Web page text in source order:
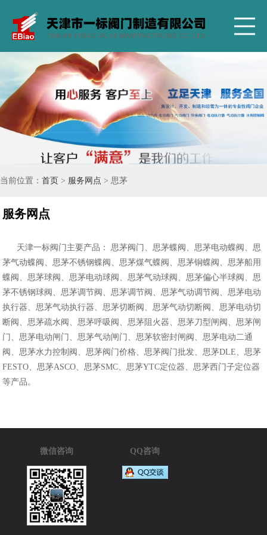
当前位置： 首页 > 服务网点 > 思茅
服务网点
天津一标阀门主要产品： 思茅阀门、思茅蝶阀、思茅电动蝶阀、思
茅气动蝶阀、思茅不锈钢蝶阀、思茅煤气蝶阀、思茅铜蝶阀、思茅船用
蝶阀、思茅球阀、思茅电动球阀、思茅气动球阀、思茅偏心半球阀、思
茅不锈钢球阀、思茅调节阀、思茅调节阀、思茅气动调节阀、思茅电动
执行器、思茅气动执行器、思茅切断阀、思茅气动切断阀、思茅电动切
断阀、思茅疏水阀、思茅呼吸阀、思茅阻火器、思茅刀型闸阀、思茅闸
门、思茅电动闸门、思茅气动闸门、思茅软密封闸阀、思茅电动二通
阀、思茅水力控制阀、思茅阀门价格、思茅阀门批发、思茅DLE、思茅
FESTO、思茅ASCO、思茅SMC、思茅YTC定位器、思茅西门子定位器
等产品。
微信咨询 QQ咨询